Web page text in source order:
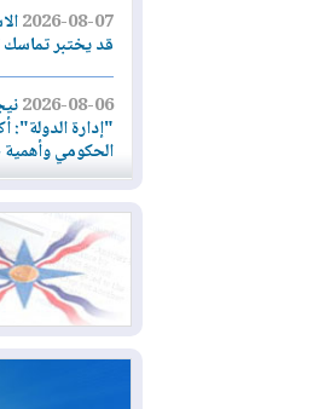
2026-08-07
قد يختبر تماسك
2026-08-06
"إدارة الدولة":
الحكومي وأهمية
2026-08-06
يقومون بسلوك
القانون يجب
2026-08-06بعد
الأحمر